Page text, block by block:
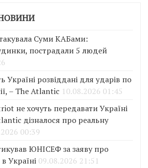
Суми КАБами:
пострадали 5 людей
розвіддані для ударів по
– The Atlantic 10.08.2026 01:45
не хочуть передавати Україні
дізналося про реальну
00:39
ЮНІСЕФ за заяву про
Україні 09.08.2026 21:51